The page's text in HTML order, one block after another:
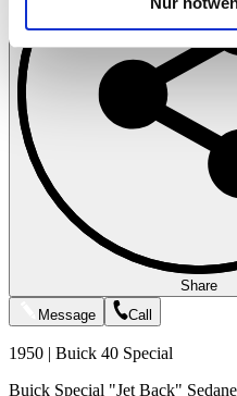
Verwendung unserer
soziale Medien, Werbung
Partner führen diese
weiteren Daten zusammen,
haben oder die sie im
gesammelt haben.
Share
Message
Call
1950 | Buick 40 Special
Buick Special "Jet Back"